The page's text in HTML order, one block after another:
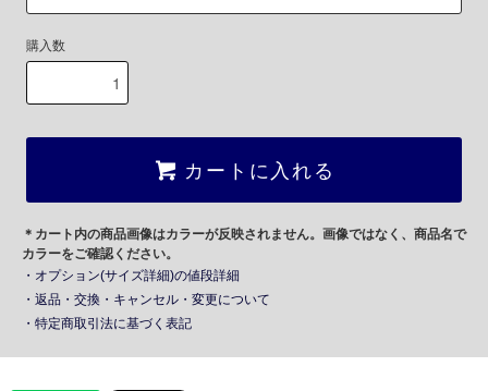
購入数
カートに入れる
＊カート内の商品画像はカラーが反映されません。画像ではなく、商品名で
カラーをご確認ください。
・オプション(サイズ詳細)の値段詳細
・返品・交換・キャンセル・変更について
・特定商取引法に基づく表記